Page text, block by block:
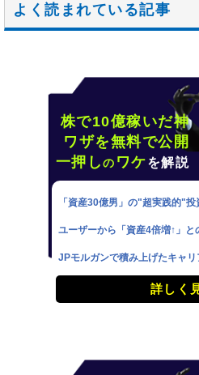
よく読まれている記事
株で10億稼いだ神
ワザを無料で公開
一押しの ワケを解説
「資産30億男」の"超実践的"投
ユーザーから「資産4倍増↑」
JPモルガンで積み上げたキャリ
詳しく